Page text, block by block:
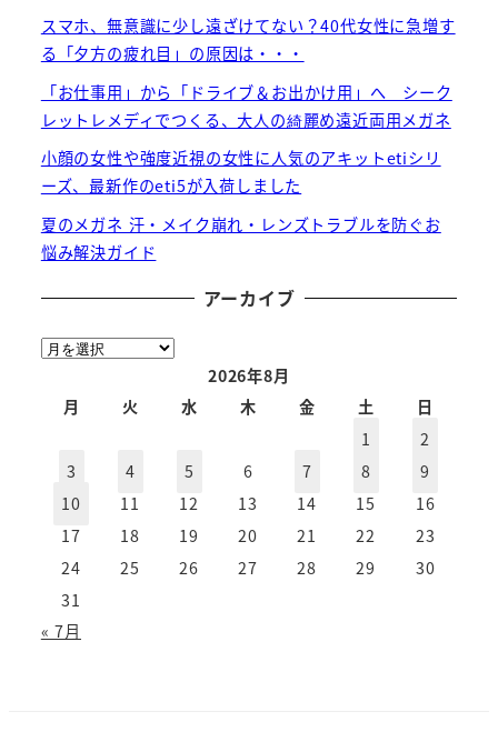
スマホ、無意識に少し遠ざけてない？40代女性に急増す
る「夕方の疲れ目」の原因は・・・
「お仕事用」から「ドライブ＆お出かけ用」へ シーク
レットレメディでつくる、大人の綺麗め遠近両用メガネ
小顔の女性や強度近視の女性に人気のアキットetiシリ
ーズ、最新作のeti5が入荷しました
夏のメガネ 汗・メイク崩れ・レンズトラブルを防ぐお
悩み解決ガイド
アーカイブ
ア
2026年8月
月
火 水 木 金 土
日
1
2
3
4 5 6 7 8
9
10
11 12 13 14 15
16
17
18 19 20 21 22
23
24
25 26 27 28 29
30
31
« 7月